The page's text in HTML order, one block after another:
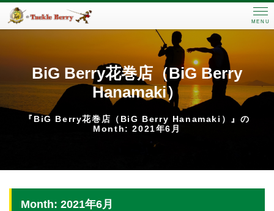
MENU
BiG Berry花巻店（BiG Berry
Hanamaki）
『BiG Berry花巻店（BiG Berry Hanamaki）』の
Month: 2021年6月
Month: 2021年6月